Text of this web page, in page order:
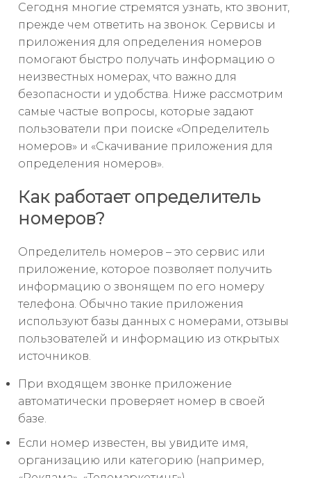
Сегодня многие стремятся узнать, кто звонит,
прежде чем ответить на звонок. Сервисы и
приложения для определения номеров
помогают быстро получать информацию о
неизвестных номерах, что важно для
безопасности и удобства. Ниже рассмотрим
самые частые вопросы, которые задают
пользователи при поиске «Определитель
номеров» и «Скачивание приложения для
определения номеров».
Как работает определитель
номеров?
Определитель номеров – это сервис или
приложение, которое позволяет получить
информацию о звонящем по его номеру
телефона. Обычно такие приложения
используют базы данных с номерами, отзывы
пользователей и информацию из открытых
источников.
При входящем звонке приложение
автоматически проверяет номер в своей
базе.
Если номер известен, вы увидите имя,
организацию или категорию (например,